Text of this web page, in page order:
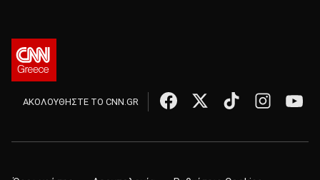
ΑΚΟΛΟΥΘΗΣΤΕ ΤΟ CNN.GR